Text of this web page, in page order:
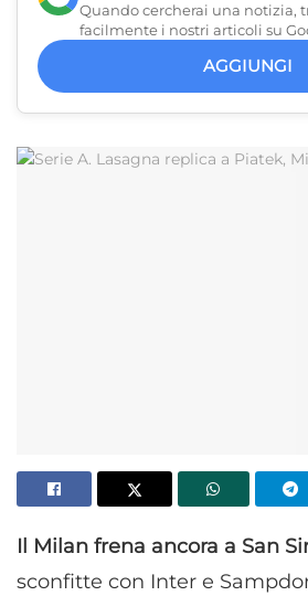
Quando cercherai una notizia,
facilmente i nostri articoli su
AGGIUNGI
Il Milan frena ancora a San
sconfitte con Inter e